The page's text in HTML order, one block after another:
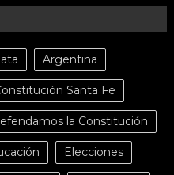
Argentina
Santa Fe
la Constitución
Elecciones